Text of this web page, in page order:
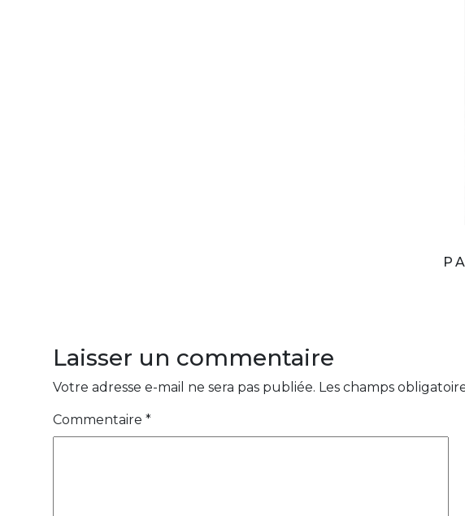
Laisser un commentaire
Votre adresse e-mail ne sera pas publiée. Les champs
Commentaire *